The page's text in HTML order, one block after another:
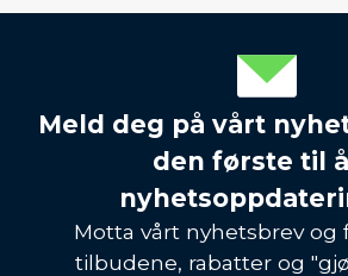
Meld deg på vårt
den første til
Motta vårt nyhetsbrev og
tilbudene, rabatter og